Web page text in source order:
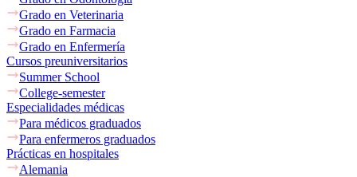
Grado en Veterinaria
Grado en Farmacia
Grado en Enfermería
Cursos preuniversitarios
Summer School
College-semester
Especialidades médicas
Para médicos graduados
Para enfermeros graduados
Prácticas en hospitales
Alemania